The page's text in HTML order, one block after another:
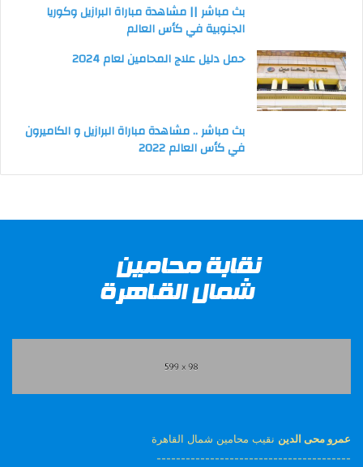
بث مباشر || مشاهدة مباراة البرازيل وكوريا
الجنوبية في كأس العالم
حمل دليل علاج المحامين لعام 2024
بث مباشر .. مشاهدة مباراة البرازيل و الكاميرون
في كأس العالم 2022
عمرو محى الدين نقيب محامين شمال القاهرة
----------------------------------------